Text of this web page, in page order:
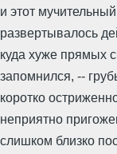
и этот
развертывалось
куда хуже прямых
запомнился, --
коротко
неприятно
слишком близко